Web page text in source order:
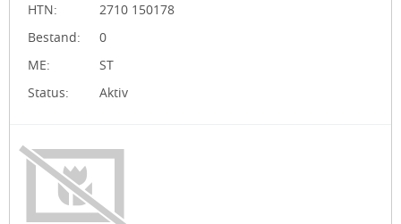
HTN:
2710 150178
Bestand:
0
ME:
ST
Status:
Aktiv